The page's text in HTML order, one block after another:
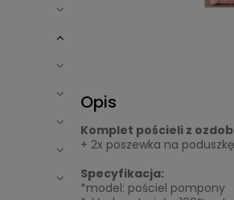
Opis
Komplet pościeli z
+ 2x poszewka na
Specyfikacja:
*model: pościel pompony